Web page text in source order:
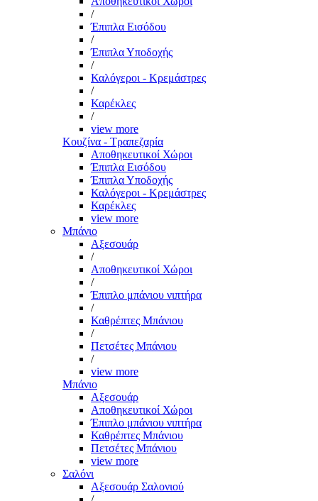
/
Έπιπλα Εισόδου
/
Έπιπλα Υποδοχής
/
Καλόγεροι - Κρεμάστρες
/
Καρέκλες
/
view more
Κουζίνα - Τραπεζαρία
Αποθηκευτικοί Χώροι
Έπιπλα Εισόδου
Έπιπλα Υποδοχής
Καλόγεροι - Κρεμάστρες
Καρέκλες
view more
Μπάνιο
Αξεσουάρ
/
Αποθηκευτικοί Χώροι
/
Έπιπλο μπάνιου νιπτήρα
/
Καθρέπτες Μπάνιου
/
Πετσέτες Μπάνιου
/
view more
Μπάνιο
Αξεσουάρ
Αποθηκευτικοί Χώροι
Έπιπλο μπάνιου νιπτήρα
Καθρέπτες Μπάνιου
Πετσέτες Μπάνιου
view more
Σαλόνι
Αξεσουάρ Σαλονιού